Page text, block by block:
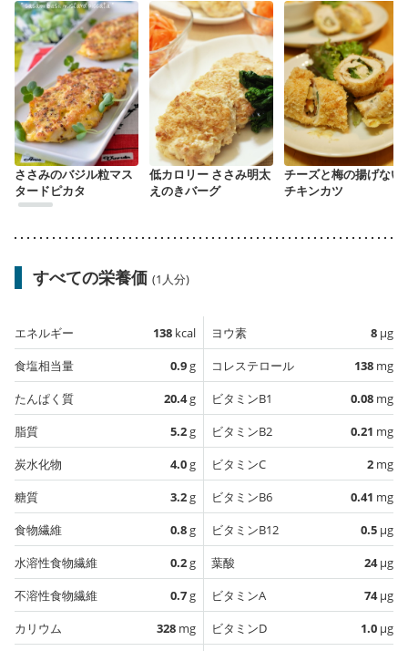
ささみのバジル粒マス
タードピカタ
低カロリー ささみ明太
えのきバーグ
チーズと梅の揚げない
チキンカツ
すべての栄養価 (1人分)
エネルギー 138 kcal
食塩相当量
0.9g
たんぱく質
20.4g
脂質
5.2g
炭水化物
4.0g
糖質
3.2g
食物繊維
0.8g
水溶性食物繊維
0.2g
不溶性食物繊維
0.7g
カリウム
328 mg
ヨウ素 8 µg
コレステロール
138 mg
ビタミンB1
0.08 mg
ビタミンB2
0.21 mg
ビタミンC
2 mg
ビタミンB6
0.41 mg
ビタミンB12
0.5 µg
葉酸
24µg
ビタミンA
74µg
ビタミンD
1.0 µg